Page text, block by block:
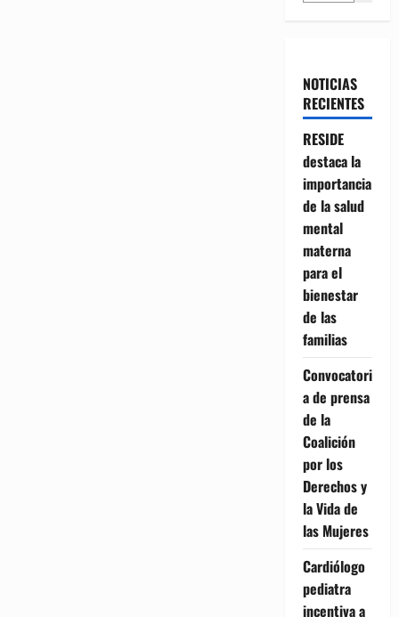
NOTICIAS
RECIENTES
RESIDE
destaca la
importancia
de la salud
mental
materna
para el
bienestar
de las
familias
Convocatori
a de prensa
de la
Coalición
por los
Derechos y
la Vida de
las Mujeres
Cardiólogo
pediatra
incentiva a